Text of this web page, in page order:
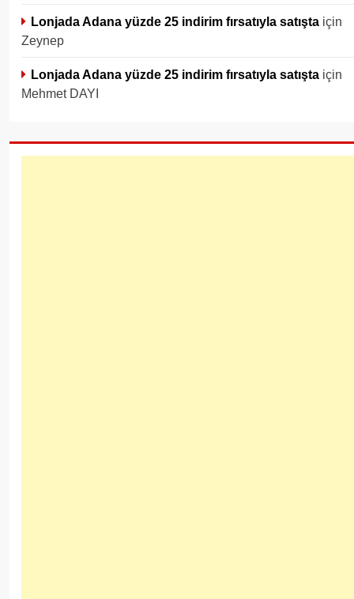
Lonjada Adana yüzde 25 indirim fırsatıyla satışta için
Zeynep
Lonjada Adana yüzde 25 indirim fırsatıyla satışta için
Mehmet DAYI